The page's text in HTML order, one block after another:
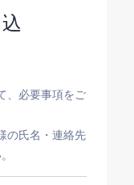
、必要事項をご
の氏名・連絡先